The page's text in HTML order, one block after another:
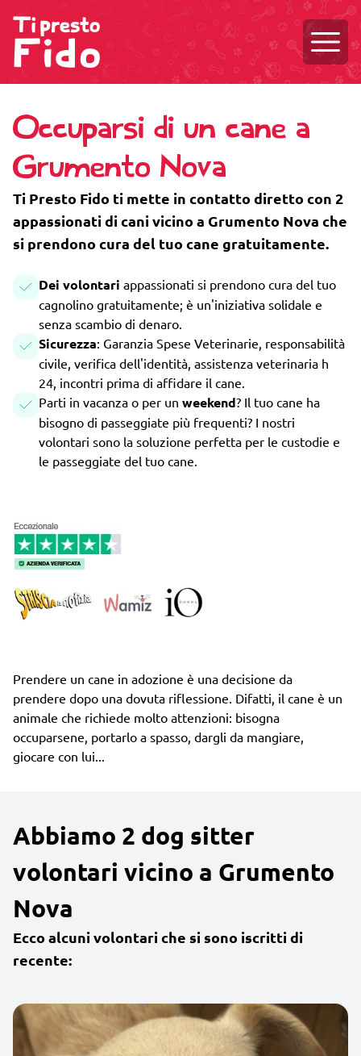
Occuparsi di un cane a
Grumento Nova
Ti Presto Fido ti mette in contatto diretto con 2
appassionati di cani vicino a Grumento Nova che
si prendono cura del tuo cane gratuitamente.
Dei volontari appassionati si prendono cura del tuo
cagnolino gratuitamente; è un'iniziativa solidale e
senza scambio di denaro.
Sicurezza: Garanzia Spese Veterinarie, responsabilità
civile, verifica dell'identità, assistenza veterinaria h
24, incontri prima di affidare il cane.
Parti in vacanza o per un weekend? Il tuo cane ha
bisogno di passeggiate più frequenti? I nostri
volontari sono la soluzione perfetta per le custodie e
le passeggiate del tuo cane.
Prendere un cane in adozione è una decisione da
prendere dopo una dovuta riflessione. Difatti, il cane è un
animale che richiede molto attenzioni: bisogna
occuparsene, portarlo a spasso, dargli da mangiare,
giocare con lui...
Abbiamo 2 dog sitter
volontari vicino a Grumento
Nova
Ecco alcuni volontari che si sono iscritti di
recente: